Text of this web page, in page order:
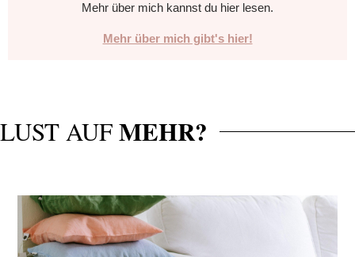
Mehr über mich kannst du hier lesen.
Mehr über mich gibt's hier!
LUST AUFMEHR?